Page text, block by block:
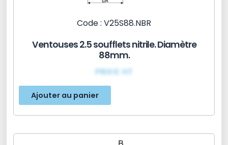
Code : V25S88.NBR
Ventouses 2.5 soufflets nitrile. Diamètre
88mm.
PRIX€ HT
Ajouter au panier